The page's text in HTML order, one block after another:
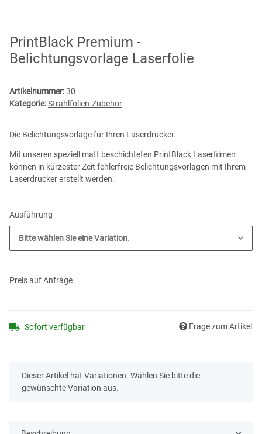
PrintBlack Premium -
Belichtungsvorlage Laserfolie
Artikelnummer:30
Kategorie:Strahlfolien-Zubehör
Die Belichtungsvorlage für Ihren Laserdrucker.
Mit unseren speziell matt beschichteten PrintBlack Laserfilmen
können in kürzester Zeit fehlerfreie Belichtungsvorlagen mit Ihrem
Laserdrucker erstellt werden.
Ausführung
Bitte wählen Sie eine Variation.
Preis auf Anfrage
Sofort verfügbar Frage zum Artikel
x
Dieser Artikel hat Variationen. Wählen Sie bitte die
gewünschte Variation aus.